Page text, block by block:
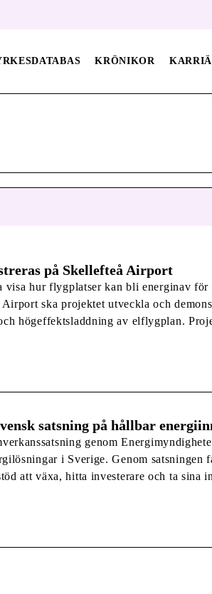
KRÖNIKOR
på Skellefteå Airport
visa hur flygplatser kan bli energinav
ska projektet utveckla och
högeffektsladdning av elflygplan.
satsning på hållbar
genom
i Sverige. Genom satsningen
att växa, hitta investerare och ta sina